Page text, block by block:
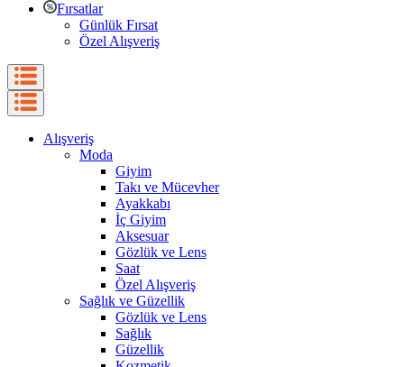
Fırsatlar
Günlük Fırsat
Özel Alışveriş
Alışveriş
Moda
Giyim
Takı ve Mücevher
Ayakkabı
İç Giyim
Aksesuar
Gözlük ve Lens
Saat
Özel Alışveriş
Sağlık ve Güzellik
Gözlük ve Lens
Sağlık
Güzellik